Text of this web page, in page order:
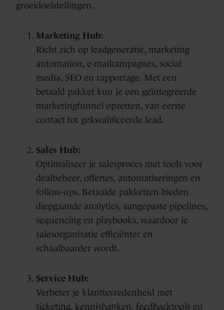
groeidoelstellingen.
Marketing Hub:
Richt zich op leadgeneratie, marketing
automation, e-mailcampagnes, social
media, SEO en rapportage. Met een
betaald pakket kun je een geïntegreerde
marketingfunnel opzetten, van eerste
contact tot gekwalificeerde lead.
Sales Hub:
Optimaliseer je salesproces met tools voor
dealbeheer, offertes, automatiseringen en
follow-ups. Betaalde pakketten bieden
diepgaande analytics, aangepaste pipelines,
sequencing en playbooks, waardoor je
salesorganisatie efficiënter en
schaalbaarder wordt.
Service Hub:
Verbeter je klanttevredenheid met
ticketing, kennisbanken, feedbacktools en